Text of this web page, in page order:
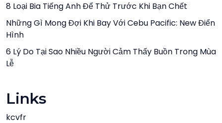
8 Loại Bia Tiếng Anh Để Thử Trước Khi Bạn Chết
Những Gì Mong Đợi Khi Bay Với Cebu Pacific: New Điển
Hình
6 Lý Do Tại Sao Nhiều Người Cảm Thấy Buồn Trong Mùa
Lễ
Links
kcvfr